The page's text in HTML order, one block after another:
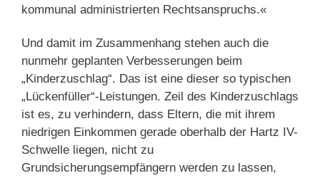
kommunal administrierten Rechtsanspruchs.«
Und damit im Zusammenhang stehen auch die
nunmehr geplanten Verbesserungen beim
„Kinderzuschlag“. Das ist eine dieser so typischen
„Lückenfüller“-Leistungen. Zeil des Kinderzuschlags
ist es, zu verhindern, dass Eltern, die mit ihrem
niedrigen Einkommen gerade oberhalb der Hartz IV-
Schwelle liegen, nicht zu
Grundsicherungsempfängern werden zu lassen,